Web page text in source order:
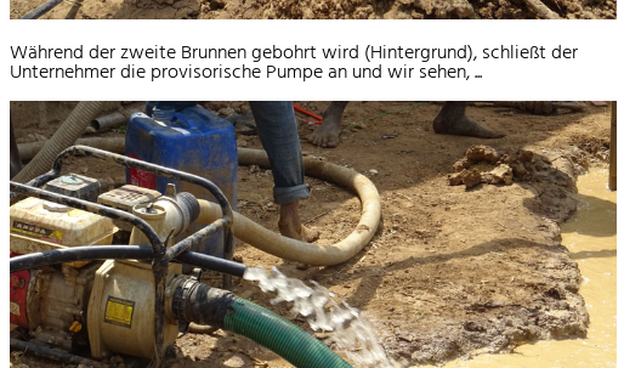
Während der zweite Brunnen gebohrt wird (Hintergrund), schließt der
Unternehmer die provisorische Pumpe an und wir sehen, ...